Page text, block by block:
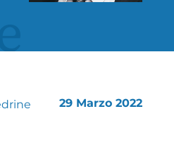
29 Marzo 2022